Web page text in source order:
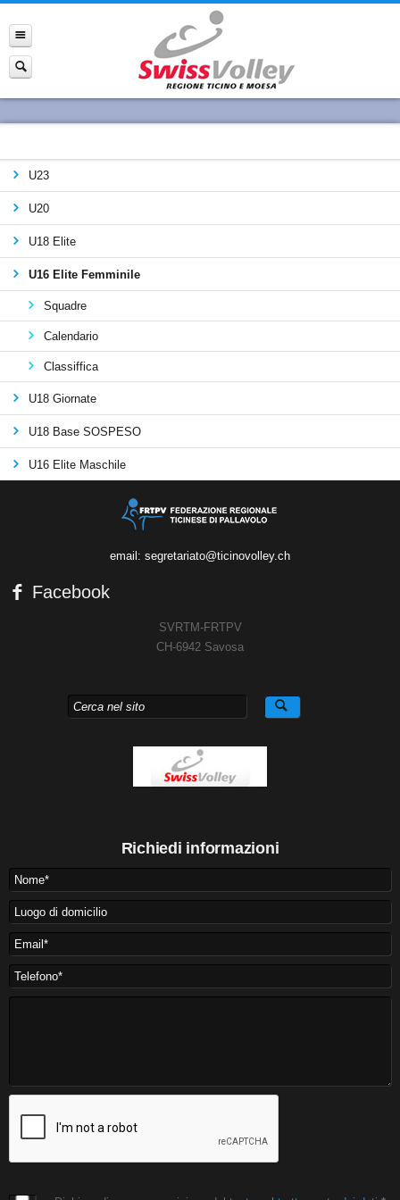
U23
U20
U18 Elite
U16 Elite Femminile
Squadre
Calendario
Classiffica
U18 Giornate
U18 Base SOSPESO
U16 Elite Maschile
email: segretariato@ticinovolley.ch
Facebook
SVRTM-FRTPV
CH-6942 Savosa
Richiedi informazioni